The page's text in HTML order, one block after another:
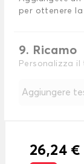
per ottenere
9. Ricamo
Personalizza
Aggiungere
26,24 €